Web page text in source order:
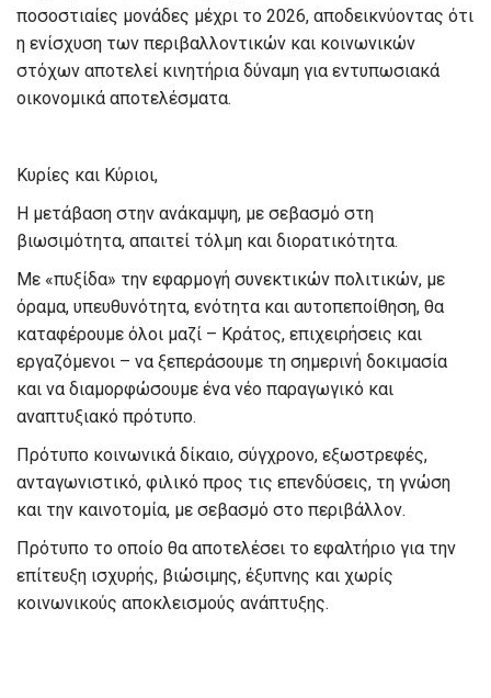
ποσοστιαίες μονάδες μέχρι το 2026, αποδεικνύοντας ότι
η ενίσχυση των περιβαλλοντικών και κοινωνικών
στόχων αποτελεί κινητήρια δύναμη για εντυπωσιακά
οικονομικά αποτελέσματα.
Κυρίες και Κύριοι,
Η μετάβαση στην ανάκαμψη, με σεβασμό στη
βιωσιμότητα, απαιτεί τόλμη και διορατικότητα.
Με «πυξίδα» την εφαρμογή συνεκτικών πολιτικών, με
όραμα, υπευθυνότητα, ενότητα και αυτοπεποίθηση, θα
καταφέρουμε όλοι μαζί – Κράτος, επιχειρήσεις και
εργαζόμενοι – να ξεπεράσουμε τη σημερινή δοκιμασία
και να διαμορφώσουμε ένα νέο παραγωγικό και
αναπτυξιακό πρότυπο.
Πρότυπο κοινωνικά δίκαιο, σύγχρονο, εξωστρεφές,
ανταγωνιστικό, φιλικό προς τις επενδύσεις, τη γνώση
και την καινοτομία, με σεβασμό στο περιβάλλον.
Πρότυπο το οποίο θα αποτελέσει το εφαλτήριο για την
επίτευξη ισχυρής, βιώσιμης, έξυπνης και χωρίς
κοινωνικούς αποκλεισμούς ανάπτυξης.